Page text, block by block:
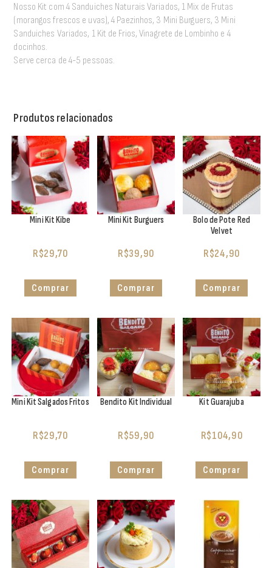
Nosso Kit com 4 Sanduiches Naturais Variados, 1 Mix de Frutas
(morangos frescos e uvas), 4 Paezinhos, 3 Mini Burguers, 3 Mini
Sanduiches Variados, 1 Kit de Frios, Vinagrete de Lombinho e 4
docinhos.
Serve cerca de 4-5 pessoas.
Produtos relacionados
Mini Kit Kibe
R$29,70
Comprar
Mini Kit Burguers
R$39,90
Comprar
Bolo de Pote Red
Velvet
R$24,90
Comprar
Mini Kit Salgados Fritos
R$29,70
Comprar
Bendito Kit Individual
R$59,90
Comprar
Kit Guarajuba
R$104,90
Comprar